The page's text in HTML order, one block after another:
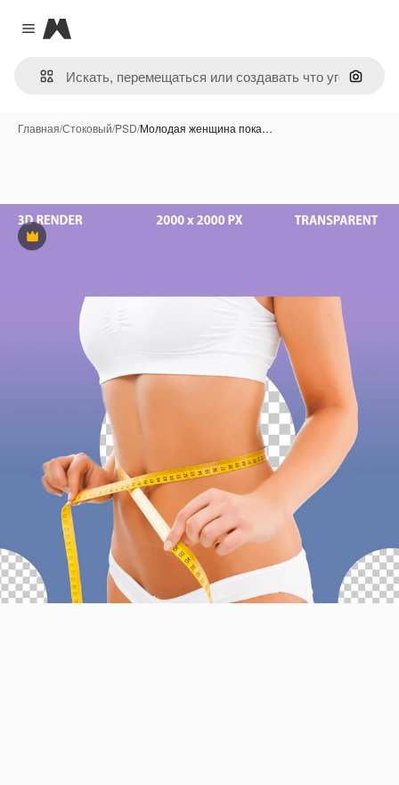
Close menu
Magnific
Поиск
Главная/Стоковый/PSD/Молодая женщина пока…
Премиум